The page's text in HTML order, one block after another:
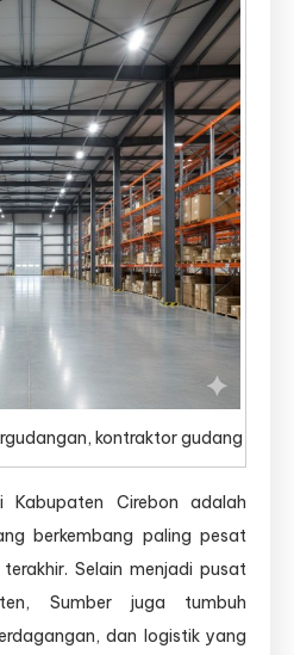
kontraktor gudang
Kabupaten Cirebon adalah
berkembang paling pesat
Selain menjadi pusat
Sumber juga tumbuh
dan logistik yang